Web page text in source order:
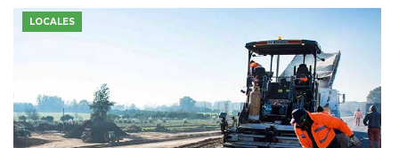
LOCALES